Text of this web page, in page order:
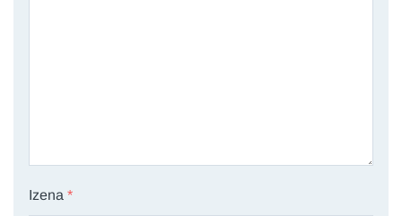
Izena *